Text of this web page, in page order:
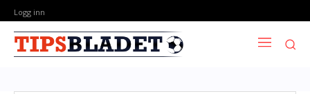
Logg inn